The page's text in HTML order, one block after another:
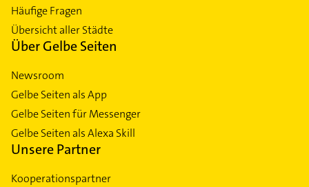
Häufige Fragen
Übersicht aller Städte
Über Gelbe Seiten
Newsroom
Gelbe Seiten als App
Gelbe Seiten für Messenger
Gelbe Seiten als Alexa Skill
Unsere Partner
Kooperationspartner